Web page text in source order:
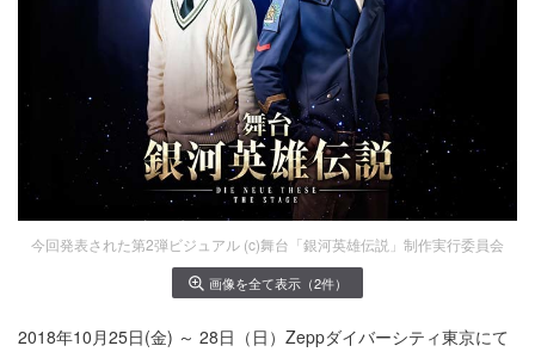
今回発表された第2弾ビジュアル (c)舞台「銀河英雄伝説」制作実行委員会
画像を全て表示（2件）
2018年10月25日(金) ～ 28日（日）Zeppダイバーシティ東京にて